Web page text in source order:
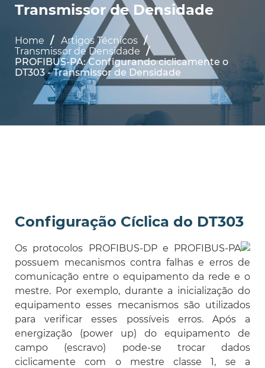
Transmissor de Densidade
Home
Artigos Técnicos
Transmissor de Densidade
PROFIBUS-PA: Configurando ciclicamente o
DT303 - Transmissor de Densidade
Configuração Cíclica do DT303
Os protocolos PROFIBUS-DP e PROFIBUS-PA
possuem mecanismos contra falhas e erros de
comunicação entre o equipamento da rede e o
mestre. Por exemplo, durante a inicialização do
equipamento esses mecanismos são utilizados
para verificar esses possíveis erros. Após a
energização (power up) do equipamento de
campo (escravo) pode-se trocar dados
ciclicamente com o mestre classe 1, se a